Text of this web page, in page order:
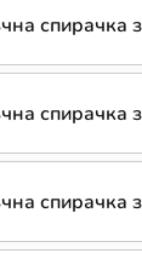
спирачка
спирачка
спирачка